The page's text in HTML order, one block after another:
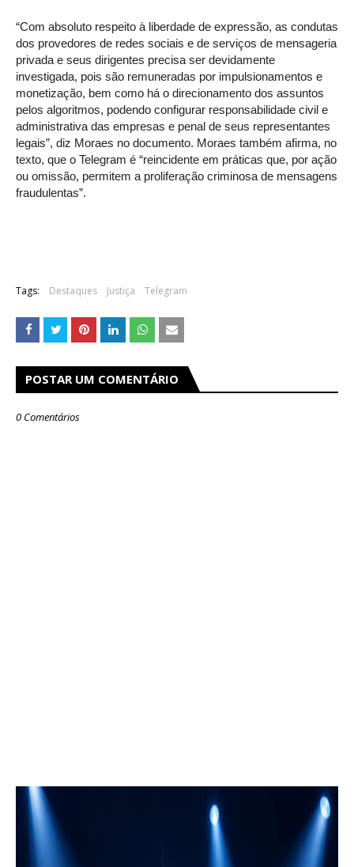
“Com absoluto respeito à liberdade de expressão, as condutas
dos provedores de redes sociais e de serviços de mensageria
privada e seus dirigentes precisa ser devidamente
investigada, pois são remuneradas por impulsionamentos e
monetização, bem como há o direcionamento dos assuntos
pelos algoritmos, podendo configurar responsabilidade civil e
administrativa das empresas e penal de seus representantes
legais”, diz Moraes no documento. Moraes também afirma, no
texto, que o Telegram é “reincidente em práticas que, por ação
ou omissão, permitem a proliferação criminosa de mensagens
fraudulentas”.
Tags: Destaques Justiça Telegram
POSTAR UM COMENTÁRIO
0 Comentários